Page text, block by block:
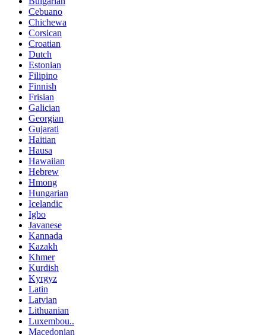
Cebuano
Chichewa
Corsican
Croatian
Dutch
Estonian
Filipino
Finnish
Frisian
Galician
Georgian
Gujarati
Haitian
Hausa
Hawaiian
Hebrew
Hmong
Hungarian
Icelandic
Igbo
Javanese
Kannada
Kazakh
Khmer
Kurdish
Kyrgyz
Latin
Latvian
Lithuanian
Luxembou..
Macedonian